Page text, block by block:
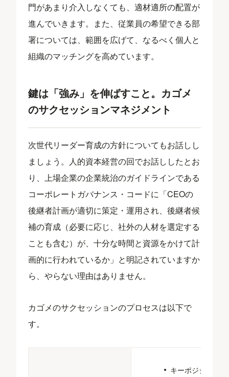
門があまり介入しなくても、適材適所の配置が
進んでいきます。また、従業員の希望できる部
署については、範囲を広げて、なるべく個人と
組織のマッチングを高めています。
鍵は「強み」を伸ばすこと。カゴメ
のサクセッションマネジメント
次世代リーダー育成の方針についてもお話しし
ましょう。人的資本経営の回でお話ししたとお
り、上場企業の企業統治のガイドラインである
コーポレートガバナンス・コードに「CEOの
後継者計画が適切に策定・運用され、後継者候
補の育成（必要に応じ、社外の人材を選定する
ことも含む）が、十分な時間と資源をかけて計
画的に行われているか」と明記されていますか
ら、やらない理由はありません。
カゴメのサクセッションのプロセスは以下で
す。
キーポジション